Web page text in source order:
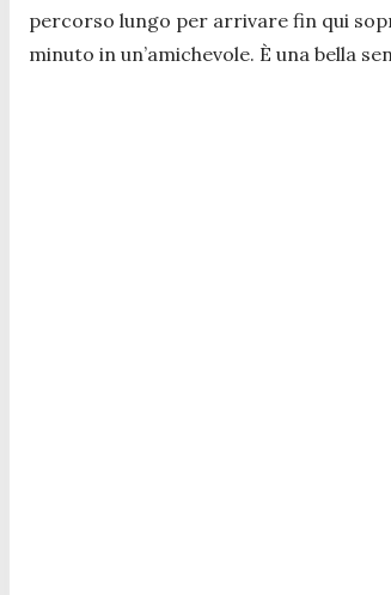
percorso lungo per arrivare fin qui
minuto in un’amichevole. È una bella